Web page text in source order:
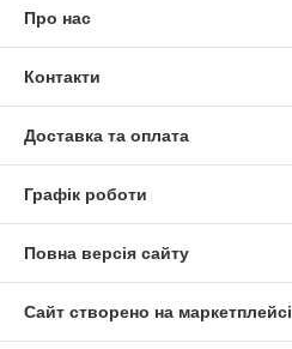
Про нас
Контакти
Доставка та оплата
Графік роботи
Повна версія сайту
Сайт створено на маркетплейсі